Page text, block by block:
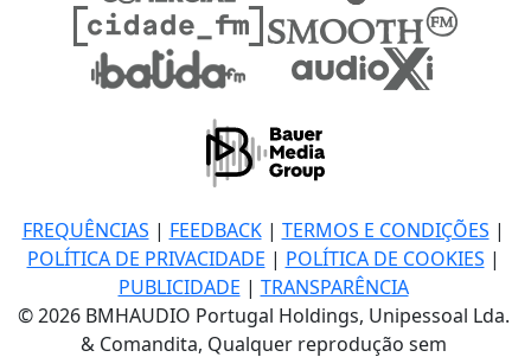
FREQUÊNCIAS | FEEDBACK| TERMOS E CONDIÇÕES |
POLÍTICA DE PRIVACIDADE | POLÍTICA DE COOKIES |
PUBLICIDADE | TRANSPARÊNCIA
© 2026 BMHAUDIO Portugal Holdings, Unipessoal Lda.
& Comandita, Qualquer reprodução sem